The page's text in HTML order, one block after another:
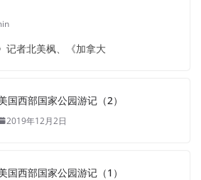
记者北美枫、《加拿大
国西部国家公园游记（2）
2019年12月2日
国西部国家公园游记（1）